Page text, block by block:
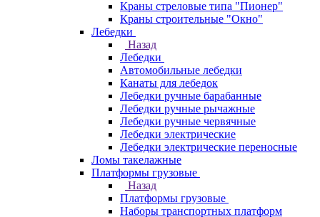
Краны стреловые типа "Пионер"
Краны строительные "Окно"
Лебедки
Назад
Лебедки
Автомобильные лебедки
Канаты для лебедок
Лебедки ручные барабанные
Лебедки ручные рычажные
Лебедки ручные червячные
Лебедки электрические
Лебедки электрические переносные
Ломы такелажные
Платформы грузовые
Назад
Платформы грузовые
Наборы транспортных платформ